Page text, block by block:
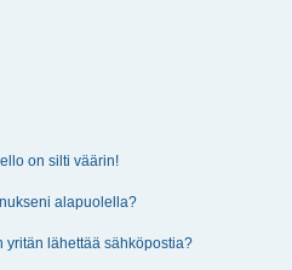
on silti väärin!
alapuolella?
yritän lähettää sähköpostia?